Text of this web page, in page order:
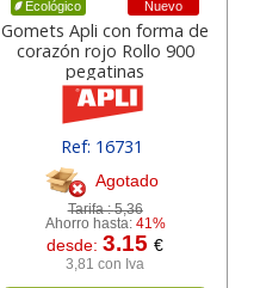
Ecológico Nuevo
Gomets Apli con forma de
corazón rojo Rollo 900
pegatinas
Ref: 16731
Agotado
Tarifa :5,36
Ahorro hasta: 41%
desde:3.15€
3,81 con Iva